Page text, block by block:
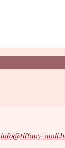
info@tiffany-